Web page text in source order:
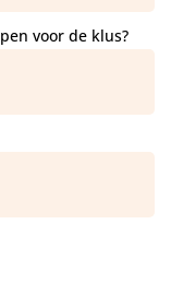
voor de klus?